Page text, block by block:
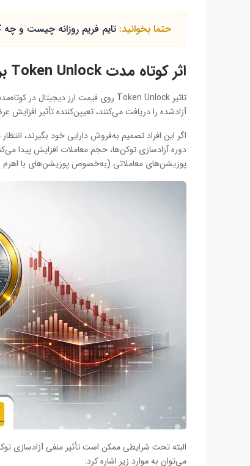
حتما بخوانید: تایم فریم روزانه چیست و چه
اثر کوتاه مدت Token Unlock بر قیمت
تاثیر Token Unlock روی قیمت ارز دیجیتالدر
آزادشده را دریافت می‌کنند، تعیین‌کننده تأثیر
اگر این افراد تصمیم به‌فروش دارایی خود بگیرند،
دوره آزادسازی توکن‌ها، حجم معاملات افزایش پیدا
پوزیشن‌های معاملاتی (به‌خصوص پوزیشن‌های با اهرم
البته تحت شرایطی ممکن است تأثیر منفی آزادسازی
می‌توان به موارد زیر اشاره کرد: